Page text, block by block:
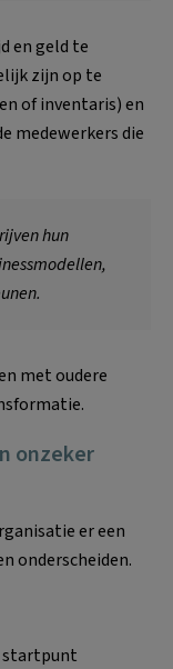
en geld te
zijn op te
of inventaris) en
medewerkers die
hun
met oudere
onzeker
er een
onderscheiden.
startpunt